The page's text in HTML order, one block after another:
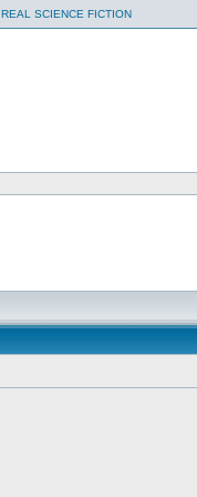
REAL SCIENCE FICTION